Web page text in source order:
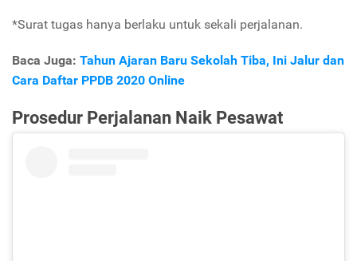
*Surat tugas hanya berlaku untuk sekali perjalanan.
Baca Juga: Tahun Ajaran Baru Sekolah Tiba, Ini Jalur dan
Cara Daftar PPDB 2020 Online
Prosedur Perjalanan Naik Pesawat